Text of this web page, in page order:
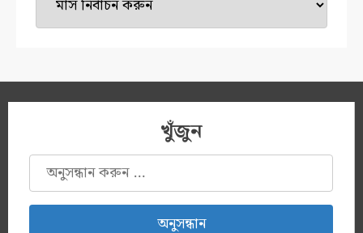
মেশিন
খুঁজুন
অনুসন্ধানঃ